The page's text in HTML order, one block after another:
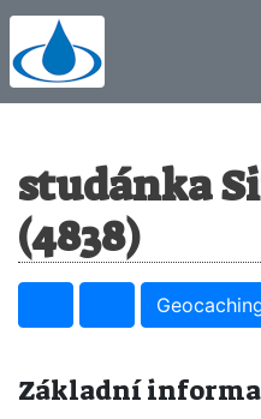
studánka
(4838)
Základní